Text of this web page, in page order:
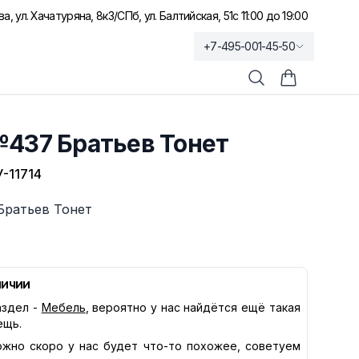
ул. Хачатуряна, 8к3/СПб, ул. Балтийская, 51с 11:00 до 19:00
+7-495-001-45-50
ПоискКорзина
Братьев Тонет
11714
Тонет
- Мебель , вероятно у нас найдётся ещё такая
скоро у нас будет что-то похожее, советуем